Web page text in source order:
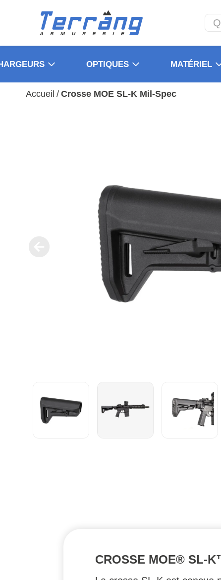
OPTIQUES MATÉRIEL
Accueil / Crosse MOE SL-K Mil-Spec
CROSSE MOE® SL-